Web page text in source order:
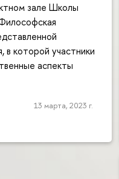
зале Школы
в которой участники
аспекты
13 марта, 2023 г.